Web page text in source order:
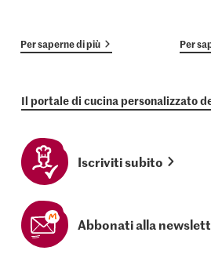
Per saperne di più Per
Il portale di cucina personalizzato
Iscriviti subito
Abbonati alla